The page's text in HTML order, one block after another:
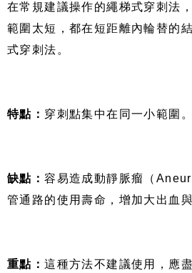
在常規建議操作的繩梯式穿刺法
範圍太短，都在短距離內輪替的
式穿刺法。
特點： 穿刺點集中在同一小範圍。
缺點：容易造成動靜脈瘤（
管通路的使用壽命，增加大出血
重點：這種方法不建議使用，應盡